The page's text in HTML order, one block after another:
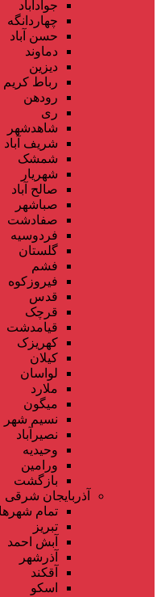
جوادآباد
چهاردانگه
حسن آباد
دماوند
دیزین
رباط کریم
رودهن
ری
شاهدشهر
شریف آباد
شمشک
شهریار
صالح آباد
صباشهر
صفادشت
فردوسیه
گلستان
فشم
فیروزکوه
قدس
قرچک
قیامدشت
کهریزک
کیلان
لواسان
ملارد
میگون
نسیم شهر
نصیرآباد
وحیدیه
ورامین
بازگشت
آذربایجان شرقی
تمام شهر‌ها
تبریز
آبش احمد
آذرشهر
آقکند
اسکو